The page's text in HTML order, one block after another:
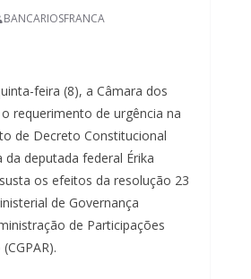
BANCARIOSFRANCA
feira (8), a Câmara dos
requerimento de urgência na
de Decreto Constitucional
deputada federal Érika
os efeitos da resolução 23
de Governança
de Participações